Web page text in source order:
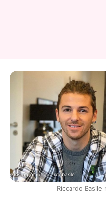
Instagram / riccardobasile
Riccardo Basile